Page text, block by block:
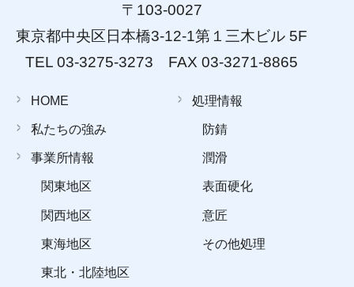
〒103-0027
東京都中央区日本橋3-12-1第１三木ビル 5F
TEL 03-3275-3273 FAX 03-3271-8865
HOME
私たちの強み
事業所情報
関東地区
関西地区
東海地区
東北・北陸地区
処理情報
防錆
潤滑
表面硬化
意匠
その他処理